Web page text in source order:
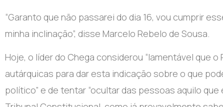
“Garanto que não passarei do dia 16, vou cumprir
minha inclinação”, disse Marcelo Rebelo de Sousa.
Hoje, o líder do Chega considerou “lamentável que
autárquicas para dar esta indicação sobre o que
político” e de tentar “ocultar das pessoas aquilo